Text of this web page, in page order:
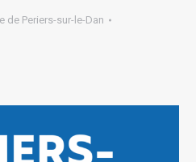
de Periers-sur-le-Dan